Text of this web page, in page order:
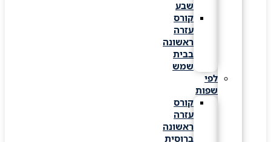
קורס
עזרה
ראשונה
בבית
שמש
לפי
שפות
קורס
עזרה
ראשונה
ברוסית